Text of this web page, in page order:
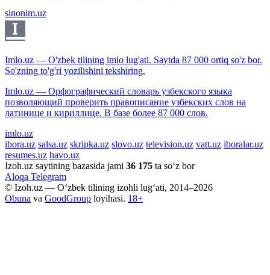
sinonim.uz
Imlo.uz — O'zbek tilining imlo lug'ati. Saytda 87 000 ortiq so'z bor.
So'zning to'g'ri yozilishini tekshiring.
Imlo.uz — Орфографический словарь узбекского языка
позволяющий проверить правописание узбекских слов на
латинице и кириллице. В базе более 87 000 слов.
imlo.uz
ibora.uz salsa.uz skripka.uz slovo.uz television.uz vatt.uz iboralar.uz
resumes.uz havo.uz
Izoh.uz saytining bazasida jami 36 175 ta so‘z bor
Aloqa Telegram
© Izoh.uz — O‘zbek tilining izohli lug‘ati, 2014–2026
Obuna va GoodGroup loyihasi. 18+